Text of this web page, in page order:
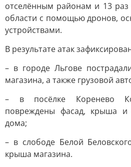
отселённым районам и 13 раз
области с помощью дронов,
устройствами.
В результате атак
– в городе Льгове
магазина, а также грузовой
– в посёлке Коренево
повреждены фасад, крыша и
дома;
– в слободе Белой
крыша магазина.